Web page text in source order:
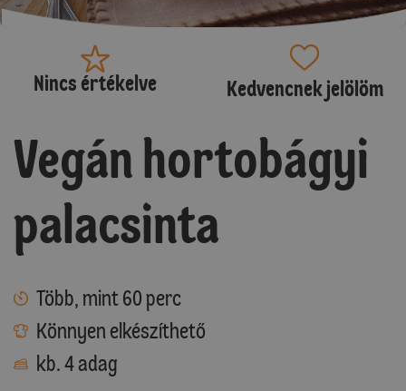
Nincs értékelve Kedvencnek jelölöm
Vegán hortobágyi
palacsinta
Több, mint 60 perc
Könnyen elkészíthető
kb. 4 adag